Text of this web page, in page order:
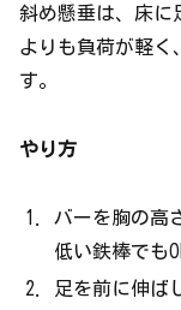
斜め懸垂は、床に
よりも負荷が軽く
す。
やり方
バーを胸の高
低い鉄棒でも
足を前に伸ば